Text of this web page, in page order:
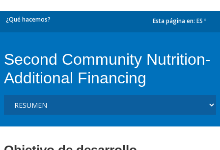
¿Qué hacemos? Esta página en: ES
Second Community Nutrition-
Additional Financing